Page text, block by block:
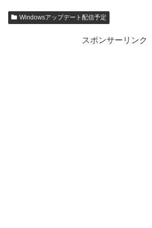
Windowsアップデート配信予定
スポンサーリンク